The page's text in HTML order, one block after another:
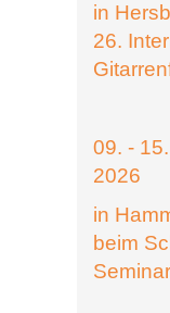
in
26.
09. -
2026
in
beim
Seminar